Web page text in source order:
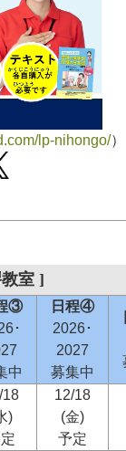
lp-nihongo/）
室 ]
③
･
中
日程④
2026･
2027
募集中
18
)
12/18
(金)
予定